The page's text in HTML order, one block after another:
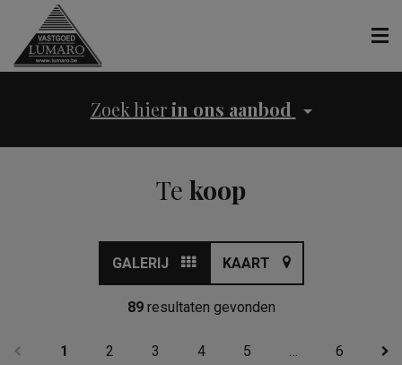
Zoek hierin ons aanbod
Te koop
GALERIJ KAART
89resultaten gevonden
1 2 3 4 5 … 6